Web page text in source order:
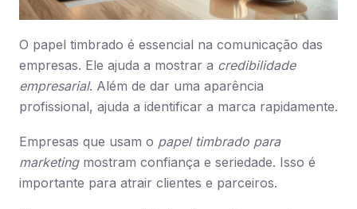
O papel timbrado é essencial na comunicação das
empresas. Ele ajuda a mostrar a credibilidade
empresarial. Além de dar uma aparência
profissional, ajuda a identificar a marca rapidamente.
Empresas que usam o papel timbrado para
marketingmostram confiança e seriedade. Isso é
importante para atrair clientes e parceiros.